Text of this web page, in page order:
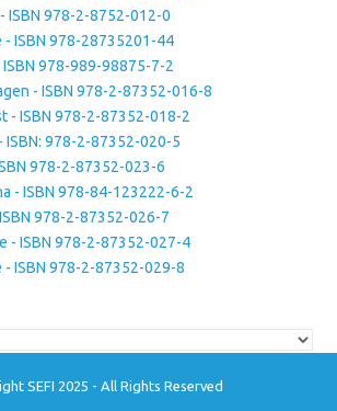
ISBN 978-2-8752-012-0
- ISBN 978-28735201-44
978-989-98875-7-2
- ISBN 978-2-87352-016-8
- ISBN 978-2-87352-018-2
ISBN: 978-2-87352-020-5
978-2-87352-023-6
- ISBN 978-84-123222-6-2
978-2-87352-026-7
- ISBN 978-2-87352-027-4
- ISBN 978-2-87352-029-8
SEFI 2025 - All Rights Reserved